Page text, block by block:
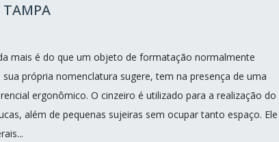
TAMPA
mais é do que um objeto de formatação normalmente
própria nomenclatura sugere, tem na presença de uma
ergonômico. O cinzeiro é utilizado para a realização do
além de pequenas sujeiras sem ocupar tanto espaço. Ele